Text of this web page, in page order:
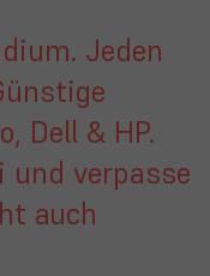
Jeden
Dell & HP.
und verpasse
auch